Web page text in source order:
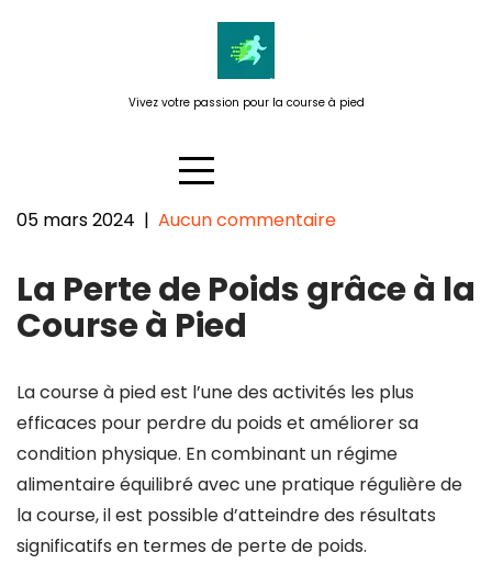
Vivez votre passion pour la course à pied
grâce à la Course à Pied
05 mars 2024 | Aucun commentaire
La Perte de Poids grâce à la
Course à Pied
La course à pied est l’une des activités les plus
efficaces pour perdre du poids et améliorer sa
condition physique. En combinant un régime
alimentaire équilibré avec une pratique régulière de
la course, il est possible d’atteindre des résultats
significatifs en termes de perte de poids.